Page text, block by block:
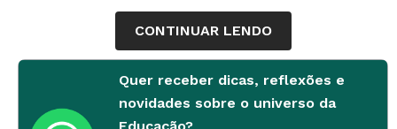
Gravador, lápis, canetas coloridas, papel e
borracha
Desenvolvimento
CONTINUAR LENDO
Quer receber dicas, reflexões e
novidades sobre o universo da